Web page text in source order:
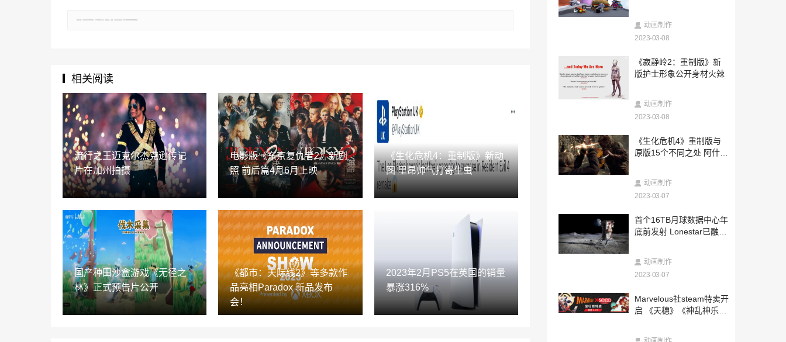
相关阅读
流行之王迈克尔杰克逊传记
片在加州拍摄
电影版《东京复仇者2》新剧
照 前后篇4月6月上映
《生化危机4：重制版》新动
图 里昂帅气打寄生虫
国产种田沙盒游戏《无径之
林》正式预告片公开
《都市：天际线2》等多款作
品亮相Paradox 新品发布
会！
2023年2月PS5在英国的销量
暴涨316%
2023-03-06
《巫师3》叶奈法玩偶推出：真人大小 性
雷军：技术创新是小米之本 要从源头和底
层解决技术问题
2023-03-06
《卧龙：苍天陨落》PS5性能分析 身临其
3DM速报：《龙珠Z：电光火石》新作制
作中 传闻《CSGO2》3月测试
2023-03-06
高玩打造《上古卷轴5》主角龙裔MOD AI
《星际公民》全新视频公布 展示地下设施
开发片段
2023-03-06
周一内涵囧图云飞系列 黑丝看多了看啥都
2023-03-06
《红霞岛》本周举办媒体预览活动 可以实
动画制作
2023-03-08
《寂静岭2：重制版》新
版护士形象公开身材火辣
动画制作
2023-03-08
《生化危机4》重制版与
原版15个不同之处 阿什莉
动画制作
2023-03-07
首个16TB月球数据中心年
底前发射 Lonestar已融资
动画制作
2023-03-07
Marvelous社steam特卖开
启 《天穗》《神乱神乐》